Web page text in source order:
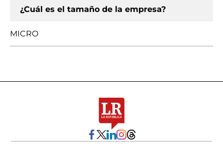
¿Cuál es el tamaño de la empresa?
MICRO